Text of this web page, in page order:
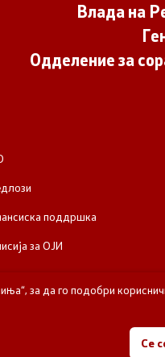
Влада на
Одделение за
поддршка
за ОЈИ
Одделение за соработка со
за да го подобри
Се